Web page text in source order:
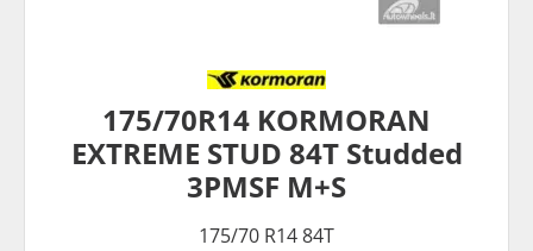
175/70R14 KORMORAN
EXTREME STUD 84T Studded
3PMSF M+S
175/70 R14 84T